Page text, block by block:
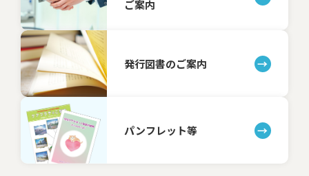
ご案内
発行図書のご案内
パンフレット等